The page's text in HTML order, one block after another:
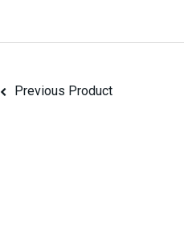
Previous Product